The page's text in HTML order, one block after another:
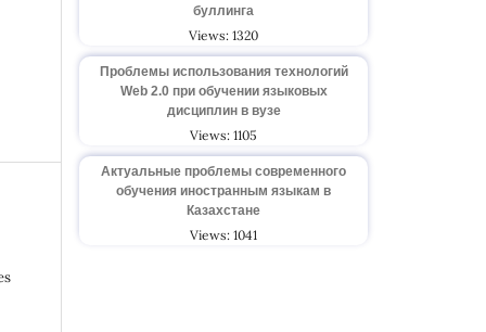
буллинга
Views: 1320
Проблемы использования технологий
Web 2.0 при обучении языковых
дисциплин в вузе
Views: 1105
Актуальные проблемы современного
обучения иностранным языкам в
Казахстане
Views: 1041